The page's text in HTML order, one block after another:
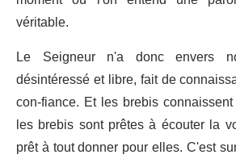
véritable.
Le Seigneur n'a donc envers
désintéressé et libre, fait de
con-fiance. Et les brebis
les brebis sont prêtes à écouter la
prêt à tout donner pour elles. C'est